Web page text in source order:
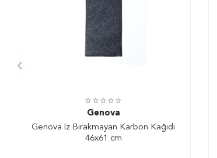
Genova
Genova İz Bırakmayan Karbon Kağıdı
46x61 cm